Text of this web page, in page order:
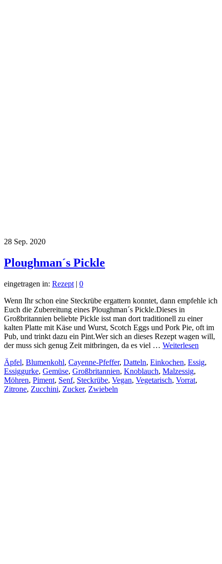
28 Sep. 2020
Ploughman´s Pickle
eingetragen in: Rezept | 0
Wenn Ihr schon eine Steckrübe ergattern konntet, dann empfehle ich
Euch die Zubereitung eines Ploughman´s Pickle.Dieses in
Großbritannien beliebte Pickle isst man dort traditionell zu einer
kalten Platte mit Käse und Wurst, Scotch Eggs und Pork Pie, oft im
Pub, und trinkt dazu ein Pint.Wer sich an dieses Rezept wagen will,
der muss sich genug Zeit mitbringen, da es viel … Weiterlesen
Äpfel, Blumenkohl, Cayenne-Pfeffer, Datteln, Einkochen, Essig,
Essiggurke, Gemüse, Großbritannien, Knoblauch, Malzessig,
Möhren, Piment, Senf, Steckrübe, Vegan, Vegetarisch, Vorrat,
Zitrone, Zucchini, Zucker, Zwiebeln